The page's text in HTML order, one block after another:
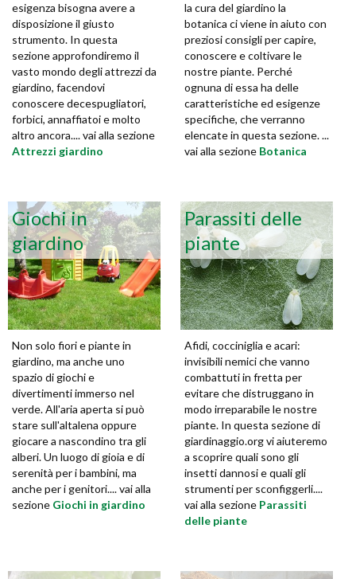
esigenza bisogna avere a
disposizione il giusto
strumento. In questa
sezione approfondiremo il
vasto mondo degli attrezzi da
giardino, facendovi
conoscere decespugliatori,
forbici, annaffiatoi e molto
altro ancora.... vai alla sezione
Attrezzi giardino
la cura del giardino la
botanica ci viene in aiuto con
preziosi consigli per capire,
conoscere e coltivare le
nostre piante. Perché
ognuna di essa ha delle
caratteristiche ed esigenze
specifiche, che verranno
elencate in questa sezione. ...
vai alla sezione Botanica
Giochi in
giardino
Non solo fiori e piante in
giardino, ma anche uno
spazio di giochi e
divertimenti immerso nel
verde. All'aria aperta si può
stare sull'altalena oppure
giocare a nascondino tra gli
alberi. Un luogo di gioia e di
serenità per i bambini, ma
anche per i genitori.... vai alla
sezione Giochi in giardino
Parassiti delle
piante
Afidi, cocciniglia e acari:
invisibili nemici che vanno
combattuti in fretta per
evitare che distruggano in
modo irreparabile le nostre
piante. In questa sezione di
giardinaggio.org vi aiuteremo
a scoprire quali sono gli
insetti dannosi e quali gli
strumenti per sconfiggerli....
vai alla sezione Parassiti
delle piante